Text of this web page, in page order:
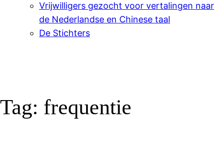
Vrijwilligers gezocht voor vertalingen naar
de Nederlandse en Chinese taal
De Stichters
Tag: frequentie